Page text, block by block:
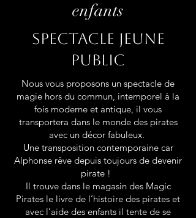
enfants
Spectacle jeune
public
Nous vous proposons un spectacle de
magie hors du commun, intemporel à la
fois moderne et antique, il vous
transportera dans le monde des pirates
avec un décor fabuleux.
Une transposition contemporaine car
Alphonse rêve depuis toujours de devenir
pirate !
Il trouve dans le magasin des Magic
Pirates le livre de l’histoire des pirates et
avec l’aide des enfants il tente de se